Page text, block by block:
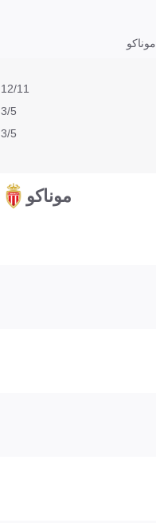
موناكو
12/11
3/5
3/5
موناكو